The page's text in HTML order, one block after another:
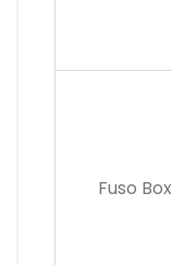
Fuso Box